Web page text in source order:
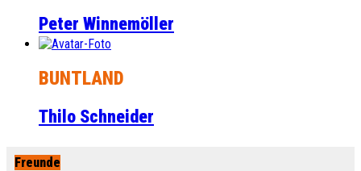
Peter Winnemöller
BUNTLAND
Thilo Schneider
Freunde